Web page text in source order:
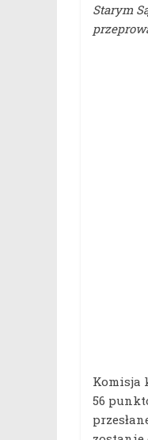
Starym
Komisja
56